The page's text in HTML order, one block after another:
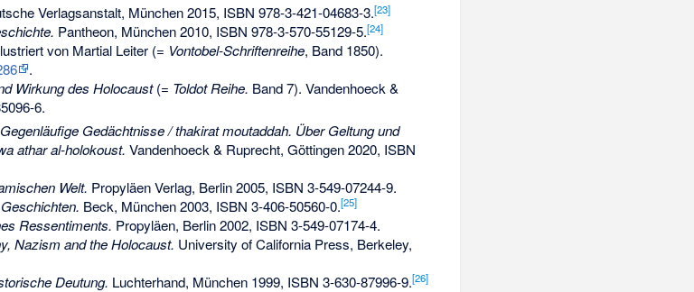
Verlagsanstalt, München 2015, ISBN 978-3-421-04683-3.[23]
Pantheon, München 2010, ISBN 978-3-570-55129-5.[24]
von Martial Leiter (= Vontobel-Schriftenreihe, Band 1850).
.
Wirkung des Holocaust(= Toldot Reihe. Band 7). Vandenhoeck &
6.
Gegenläufige Gedächtnisse / thakirat moutaddah. Über Geltung und
athar al-holokoust. Vandenhoeck & Ruprecht, Göttingen 2020, ISBN
Welt. Propyläen Verlag, Berlin 2005, ISBN 3-549-07244-9.
Beck, München 2003, ISBN 3-406-50560-0.[25]
Ressentiments. Propyläen, Berlin 2002, ISBN 3-549-07174-4.
Nazism and the Holocaust. University of California Press, Berkeley,
Deutung. Luchterhand, München 1999, ISBN 3-630-87996-9.[26]